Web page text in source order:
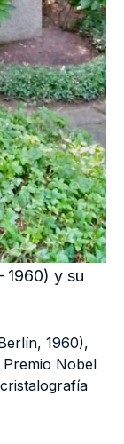
1960) y su
1960),
Nobel